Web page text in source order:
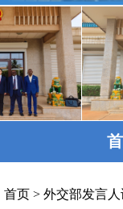
首页 > 外交部发言